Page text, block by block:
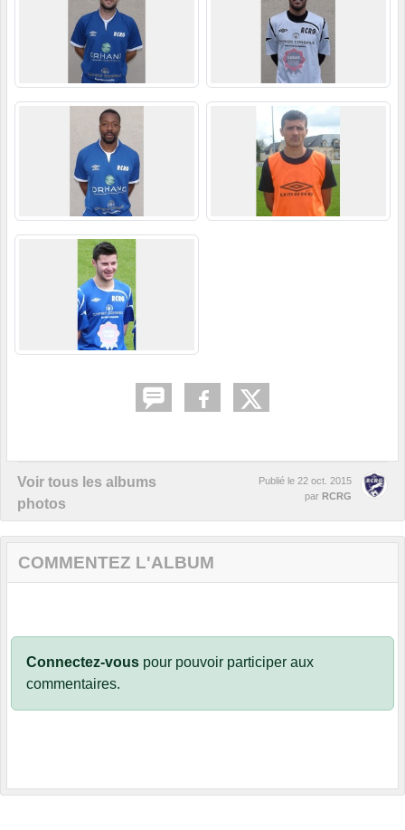
Voir tous les albums
photos
Publié le 22 oct. 2015
par RCRG
COMMENTEZ L'ALBUM
Connectez-vous pour pouvoir participer aux
commentaires.